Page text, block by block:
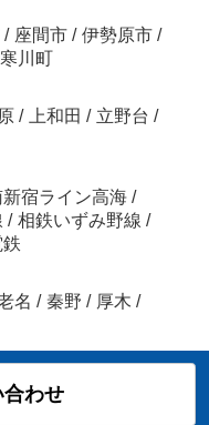
/ 座間市 / 伊勢原市 /
川町
/ 上和田 / 立野台 /
宿ライン高海 /
/ 相鉄いずみ野線 /
名 / 秦野 / 厚木 /
わせ